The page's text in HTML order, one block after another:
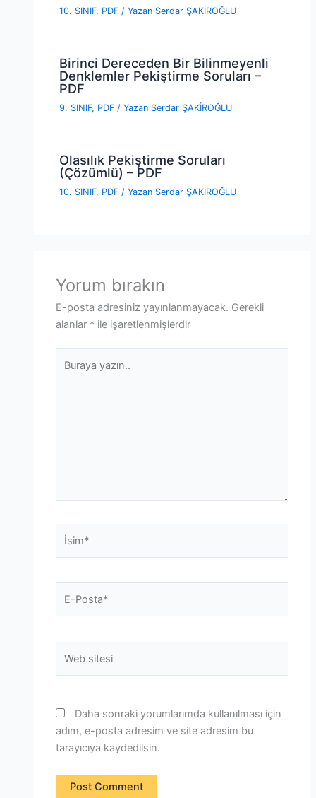
10. SINIF, PDF / Yazan Serdar ŞAKİROĞLU
Birinci Dereceden Bir Bilinmeyenli
Denklemler Pekiştirme Soruları –
PDF
9. SINIF, PDF / Yazan Serdar ŞAKİROĞLU
Olasılık Pekiştirme Soruları
(Çözümlü) – PDF
10. SINIF, PDF / Yazan Serdar ŞAKİROĞLU
Yorum bırakın
E-posta adresiniz yayınlanmayacak. Gerekli
alanlar * ile işaretlenmişlerdir
yazın..
İsim*
Posta*
sitesi
Daha sonraki yorumlarımda kullanılması için
adım, e-posta adresim ve site adresim bu
tarayıcıya kaydedilsin.